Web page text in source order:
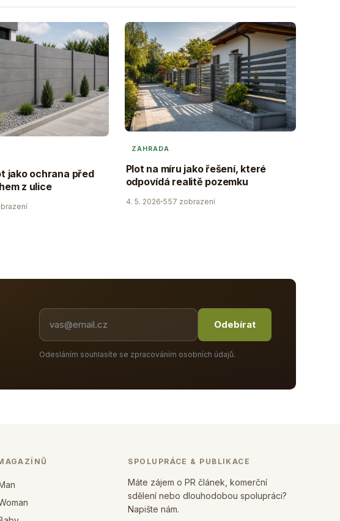
jako ochrana před
z ulice
ZAHRADA
Plot na míru jako řešení, které
odpovídá realitě pozemku
4. 5. 2026 557 zobrazení
Odebírat
Odesláním souhlasíte se zpracováním osobních údajů.
SPOLUPRÁCE & PUBLIKACE
Máte zájem o PR článek, komerční
sdělení nebo dlouhodobou spolupráci?
Napište nám.